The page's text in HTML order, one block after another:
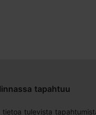
tapahtuu
tietoa tulevista